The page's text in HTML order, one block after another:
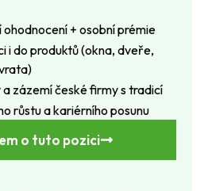
+ osobní prémie
i do produktů (okna, dveře,
zázemí české firmy s tradicí
růstu a kariérního posunu
o tuto pozici